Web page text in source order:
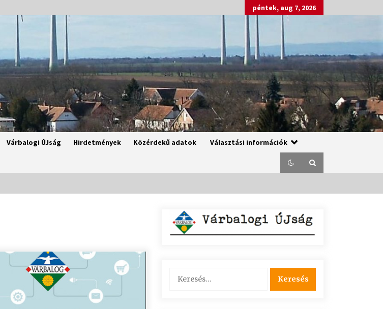
péntek, aug 7, 2026
Várbalogi ÚJság Hirdetmények Közérdekű adatok Választási információk